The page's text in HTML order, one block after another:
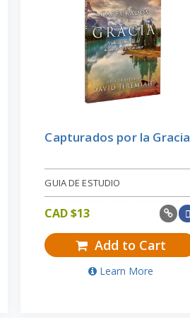
Capturados por la Gracia
GUIA DE ESTUDIO
CAD $13
Add to Cart
Learn More